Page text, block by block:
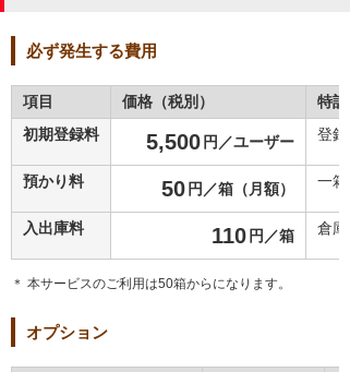
必ず発生する費用
項目 価格（税別）
特記
初期登録料
5,500 円／ユーザー 登録
預かり料 50 円／箱（月額） 一
入出庫料 110 円／箱 倉
＊ 本サービスのご利用は50箱からになります。
オプション